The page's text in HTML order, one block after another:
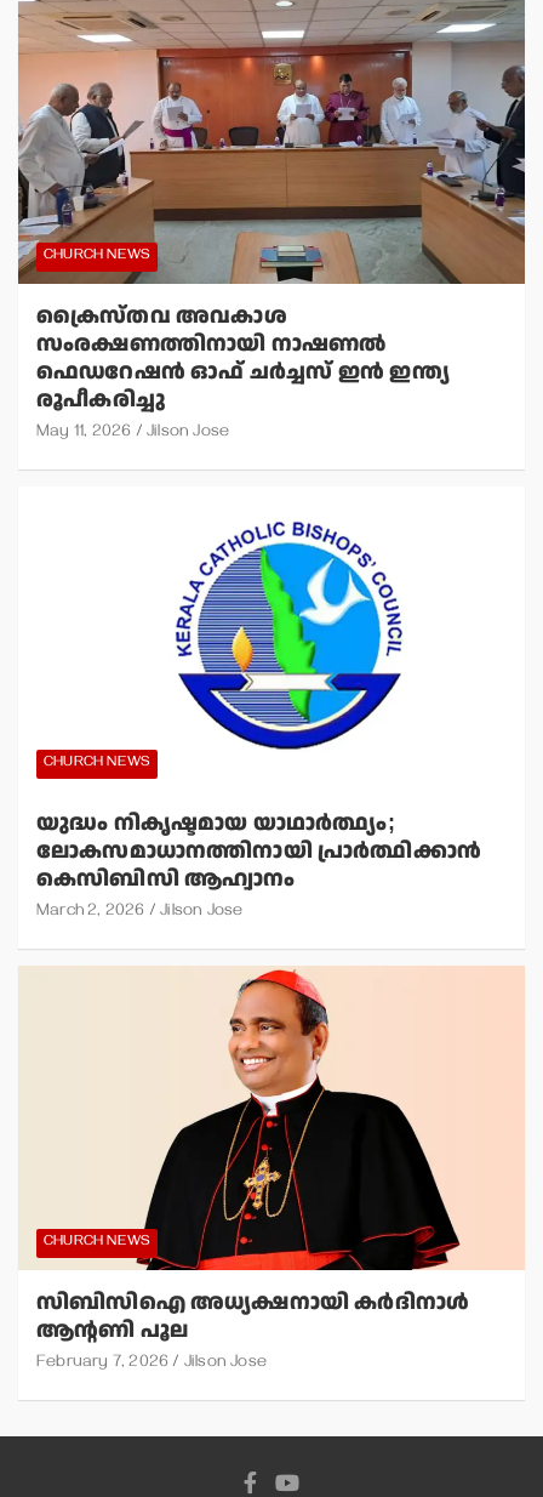
CHURCH NEWS
ക്രൈസ്തവ അവകാശ
സംരക്ഷണത്തിനായി നാഷണല്‍
ഫെഡറേഷന്‍ ഓഫ് ചര്‍ച്ചസ് ഇന്‍ ഇന്ത്യ
രൂപീകരിച്ചു
May 11, 2026 Jilson Jose
CHURCH NEWS
യുദ്ധം നികൃഷ്ടമായ യാഥാര്‍ത്ഥ്യം;
ലോകസമാധാനത്തിനായി പ്രാര്‍ത്ഥിക്കാന്‍
കെസിബിസി ആഹ്വാനം
March 2, 2026 Jilson Jose
CHURCH NEWS
സിബിസിഐ അധ്യക്ഷനായി കര്‍ദിനാള്‍
ആന്റണി പൂല
February 7, 2026 Jilson Jose